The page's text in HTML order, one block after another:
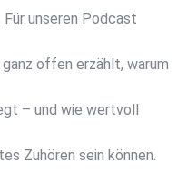
unseren Podcast
ganz offen erzählt, warum
– und wie wertvoll
Zuhören sein können.